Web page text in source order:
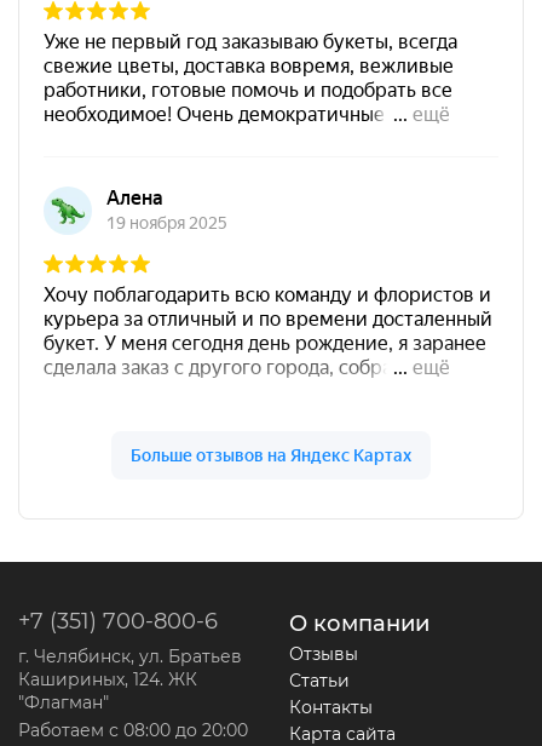
+7 (351) 700-800-6
г. Челябинск, ул. Братьев
Кашириных, 124. ЖК
"Флагман"
Работаем с 08:00 до 20:00
О компании
Отзывы
Статьи
Контакты
Карта сайта